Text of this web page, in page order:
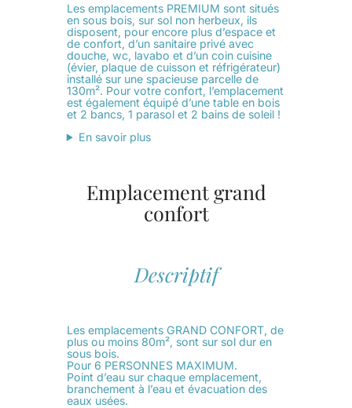
Les emplacements PREMIUM sont situés
en sous bois, sur sol non herbeux, ils
disposent, pour encore plus d’espace et
de confort, d’un sanitaire privé avec
douche, wc, lavabo et d’un coin cuisine
(évier, plaque de cuisson et réfrigérateur)
installé sur une spacieuse parcelle de
130m². Pour votre confort, l’emplacement
est également équipé d’une table en bois
et 2 bancs, 1 parasol et 2 bains de soleil !
En savoir plus
Emplacement grand
confort
Descriptif
Les emplacements GRAND CONFORT, de
plus ou moins 80m², sont sur sol dur en
sous bois.
Pour 6 PERSONNES MAXIMUM.
Point d’eau sur chaque emplacement,
branchement à l’eau et évacuation des
eaux usées.